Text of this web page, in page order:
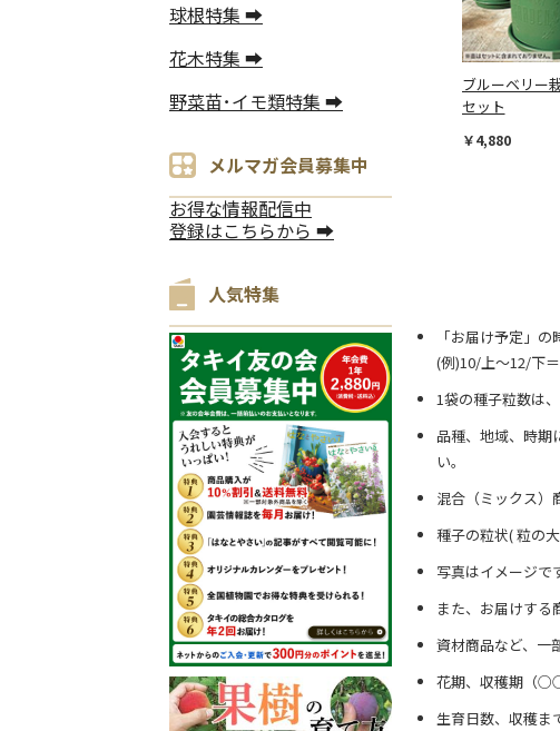
球根特集 ➡
花木特集 ➡
野菜苗･イモ類特集 ➡
メルマガ会員募集中
お得な情報配信中
登録はこちらから ➡
人気特集
ブルーベリー
セット
￥4,880
「お届け予定」
(例)10/上～12/下
1袋の種子粒数は
品種、地域、時期
い。
混合（ミックス）
種子の粒状( 粒の
写真はイメージで
また、お届けする
資材商品など、一
花期、収穫期（
生育日数、収穫ま